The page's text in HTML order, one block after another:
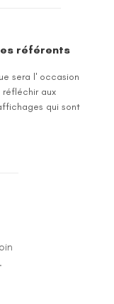
référents
sera l' occasion
réfléchir aux
qui sont